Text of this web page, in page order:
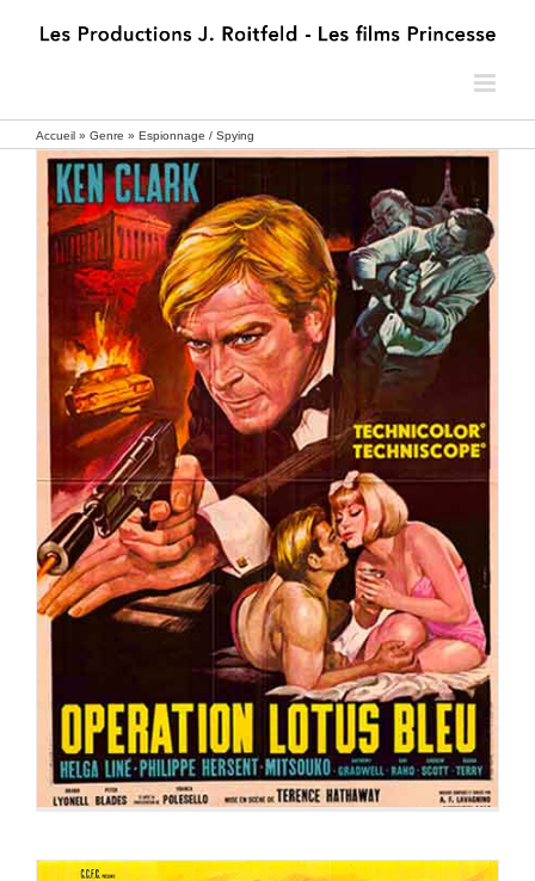
Accueil » Genre » Espionnage / Spying
OPERATION LOTUS BLEU